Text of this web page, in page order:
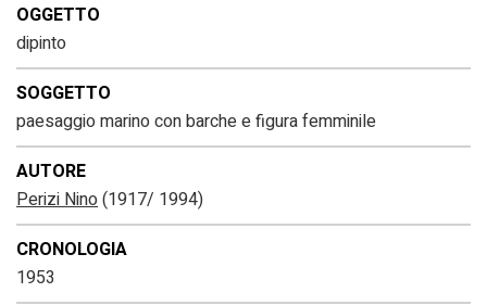
OGGETTO
dipinto
SOGGETTO
paesaggio marino con barche e figura femminile
AUTORE
Perizi Nino(1917/ 1994)
CRONOLOGIA
1953